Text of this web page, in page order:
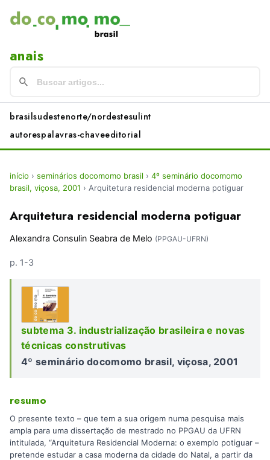
anais
brasilsudestenorte/nordestesulint
autorespalavras-chaveeditorial
início › seminários docomomo brasil › 4º seminário docomomo
brasil, viçosa, 2001 › Arquitetura residencial moderna potiguar
Arquitetura residencial moderna potiguar
Alexandra Consulin Seabra de Melo (PPGAU-UFRN)
p. 1-3
subtema 3. industrialização brasileira e novas
técnicas construtivas
4º seminário docomomo brasil, viçosa, 2001
resumo
O presente texto – que tem a sua origem numa pesquisa mais
ampla para uma dissertação de mestrado no PPGAU da UFRN
intitulada, “Arquitetura Residencial Moderna: o exemplo potiguar –
pretende estudar a casa moderna da cidade do Natal, a partir da